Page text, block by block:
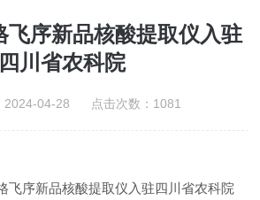
飞序新品核酸提取仪入驻
四川省农科院
2024-04-28 点击次数：1081